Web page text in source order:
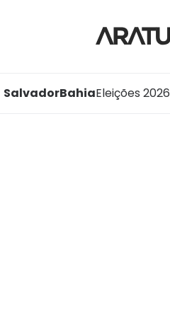
SalvadorBahiaEleições 2026